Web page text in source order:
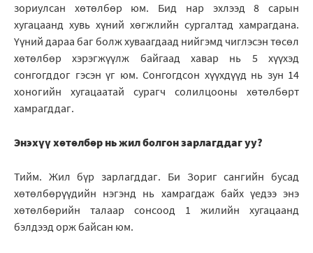
зориулсан хөтөлбөр юм. Бид нар эхлээд 8 сарын
хугацаанд хувь хүний хөгжлийн сургалтад хамрагдана.
Үүний дараа баг болж хуваагдаад нийгэмд чиглэсэн төсөл
хөтөлбөр хэрэгжүүлж байгаад хавар нь 5 хүүхэд
сонгогддог гэсэн үг юм. Сонгогдсон хүүхдүүд нь зун 14
хоногийн хугацаатай сурагч солилцооны хөтөлбөрт
хамрагддаг.
Энэхүү хөтөлбөр нь жил болгон зарлагддаг уу?
Тийм. Жил бүр зарлагддаг. Би Зориг сангийн бусад
хөтөлбөрүүдийн нэгэнд нь хамрагдаж байх үедээ энэ
хөтөлбөрийн талаар сонсоод 1 жилийн хугацаанд
бэлдээд орж байсан юм.